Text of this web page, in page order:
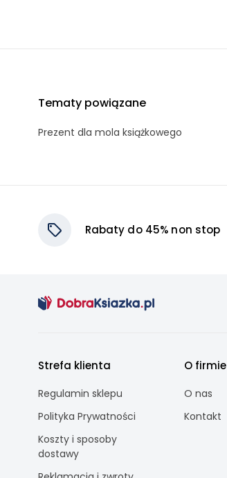
Tematy powiązane
Prezent dla mola książkowego
Rabaty do 45% non stop
Strefa klienta
Regulamin sklepu
Polityka Prywatności
Koszty i sposoby
dostawy
O firmie
O nas
Kontakt